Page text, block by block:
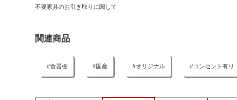
不要家具のお引き取りに関して
関連商品
食器棚 国産 オリジナル コンセント有り